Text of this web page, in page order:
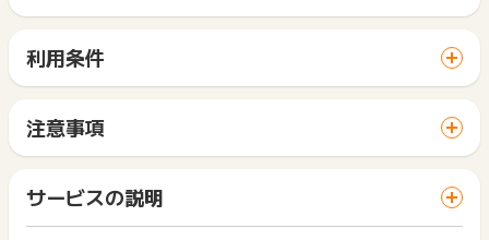
関東エリア：東京都、神奈川、千葉県
東海エリア：岐阜県、愛知県
関西エリア：兵庫県、奈良県、京都府、大阪府
シロアリ
▼電話でのお問い合わせに関して
-------------------------------
※電話でのお問い合わせも対象でございます。
∟通話時間：60秒以上であることが必須条件となります
利用条件
サイトに移動してからお申し込みやお買い物が完了するまでの
間に、同じブラウザ（※）で他のサイトに移動した場合はポイン
ト獲得ができません。
「 サイトへ行ってポイントGET 」ボタンを押した時とサービ
ス・お買い物利用時で、デバイス・ブラウザが異なる場合はポ
イント獲得ができません。
注意事項
一部のサービスにつきましては、1商品につき10円単位の金額
は切り捨てとなります。
ポイント獲得が1ポイント未満のものは切り捨てとなり、ポイ
サービスの説明